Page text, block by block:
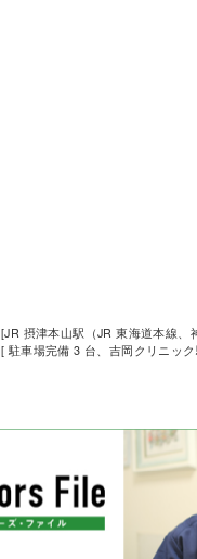
[JR 摂津本山駅（JR 東海道本線、
[ 駐車場完備 3 台、吉岡クリニッ